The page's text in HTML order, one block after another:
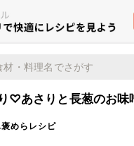
♡あさりと長葱のお味
めらレシピ